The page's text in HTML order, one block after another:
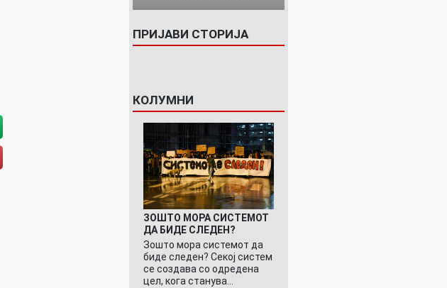
ПРИЈАВИ СТОРИЈА
КОЛУМНИ
ЗОШТО МОРА СИСТЕМОТ
ДА БИДЕ СЛЕДЕН?
Зошто мора системот да
биде следен? Секој систем
се создава со одредена
цел, кога станува…